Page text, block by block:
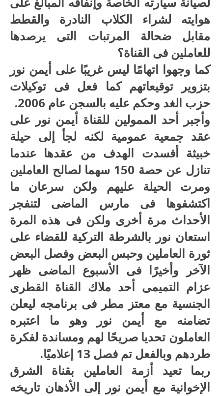
هوايته لشراء الكلاب النادرة والقطط
مقابل ضحالة المرتبات التى يرصدها
للعاملين فى القناة؟
كما وجهوا اتهامًا ليس غريبًا على أيمن نور
بتزوير توقيعاتهم كما فعل فى توكيلات
حزب الغد وحكم عليه بالسجن عام 2006.
وأجبر أحد الممولين للقناة أيمن نور على
عقد جمعية عمومية لكنه لجأ إلى حيلة
خبيثة أفسدت الهدف من عقدها عندما
تنازل عن حصة 150 سهما لصالح العاملين
ومرت الحيلة عليهم ولكن سرعان ما
اكتشفوها فى مارس الماضى لتنفجر
الأحداث مرة أخرى ولكن فى هذه المرة
استعان نور بالشرطة التركية للقضاء على
ثورة العاملين وحبس البعض وفصل البعض
الآخر وأخيرًا فى الأسبوع الماضى ظهر
عزام التميمى أحد ملاك القناة القطرى
الجنسية مع معتز مطر فى برنامجه ليعلن
تضامنه مع أيمن نور وهو ما اعتبره
العاملون تحديا صريحًا لهم ومساندة لفكرة
طردهم وبالفعل تم فصل 13 إعلاميًا.
ربما تعيد أزمة العاملين بقناة الشرق
الإخوانية مع أيمن نور إلى الأذهان تاريخه